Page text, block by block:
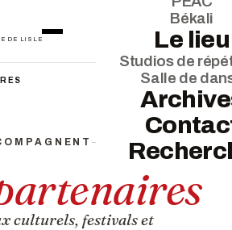
DE LISLE
Békali
Le lieu
Studios de
Salle de
culturels, festivals et